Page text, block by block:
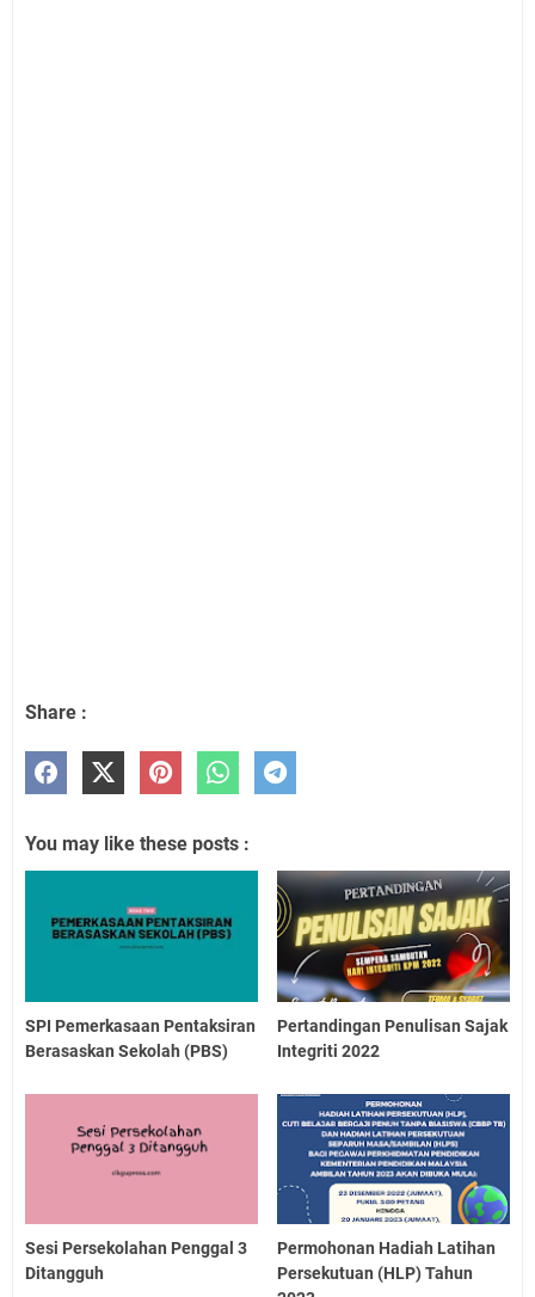
Share :
You may like these posts :
SPI Pemerkasaan Pentaksiran
Berasaskan Sekolah (PBS)
Pertandingan Penulisan Sajak
Integriti 2022
Sesi Persekolahan Penggal 3
Ditangguh
Permohonan Hadiah Latihan
Persekutuan (HLP) Tahun